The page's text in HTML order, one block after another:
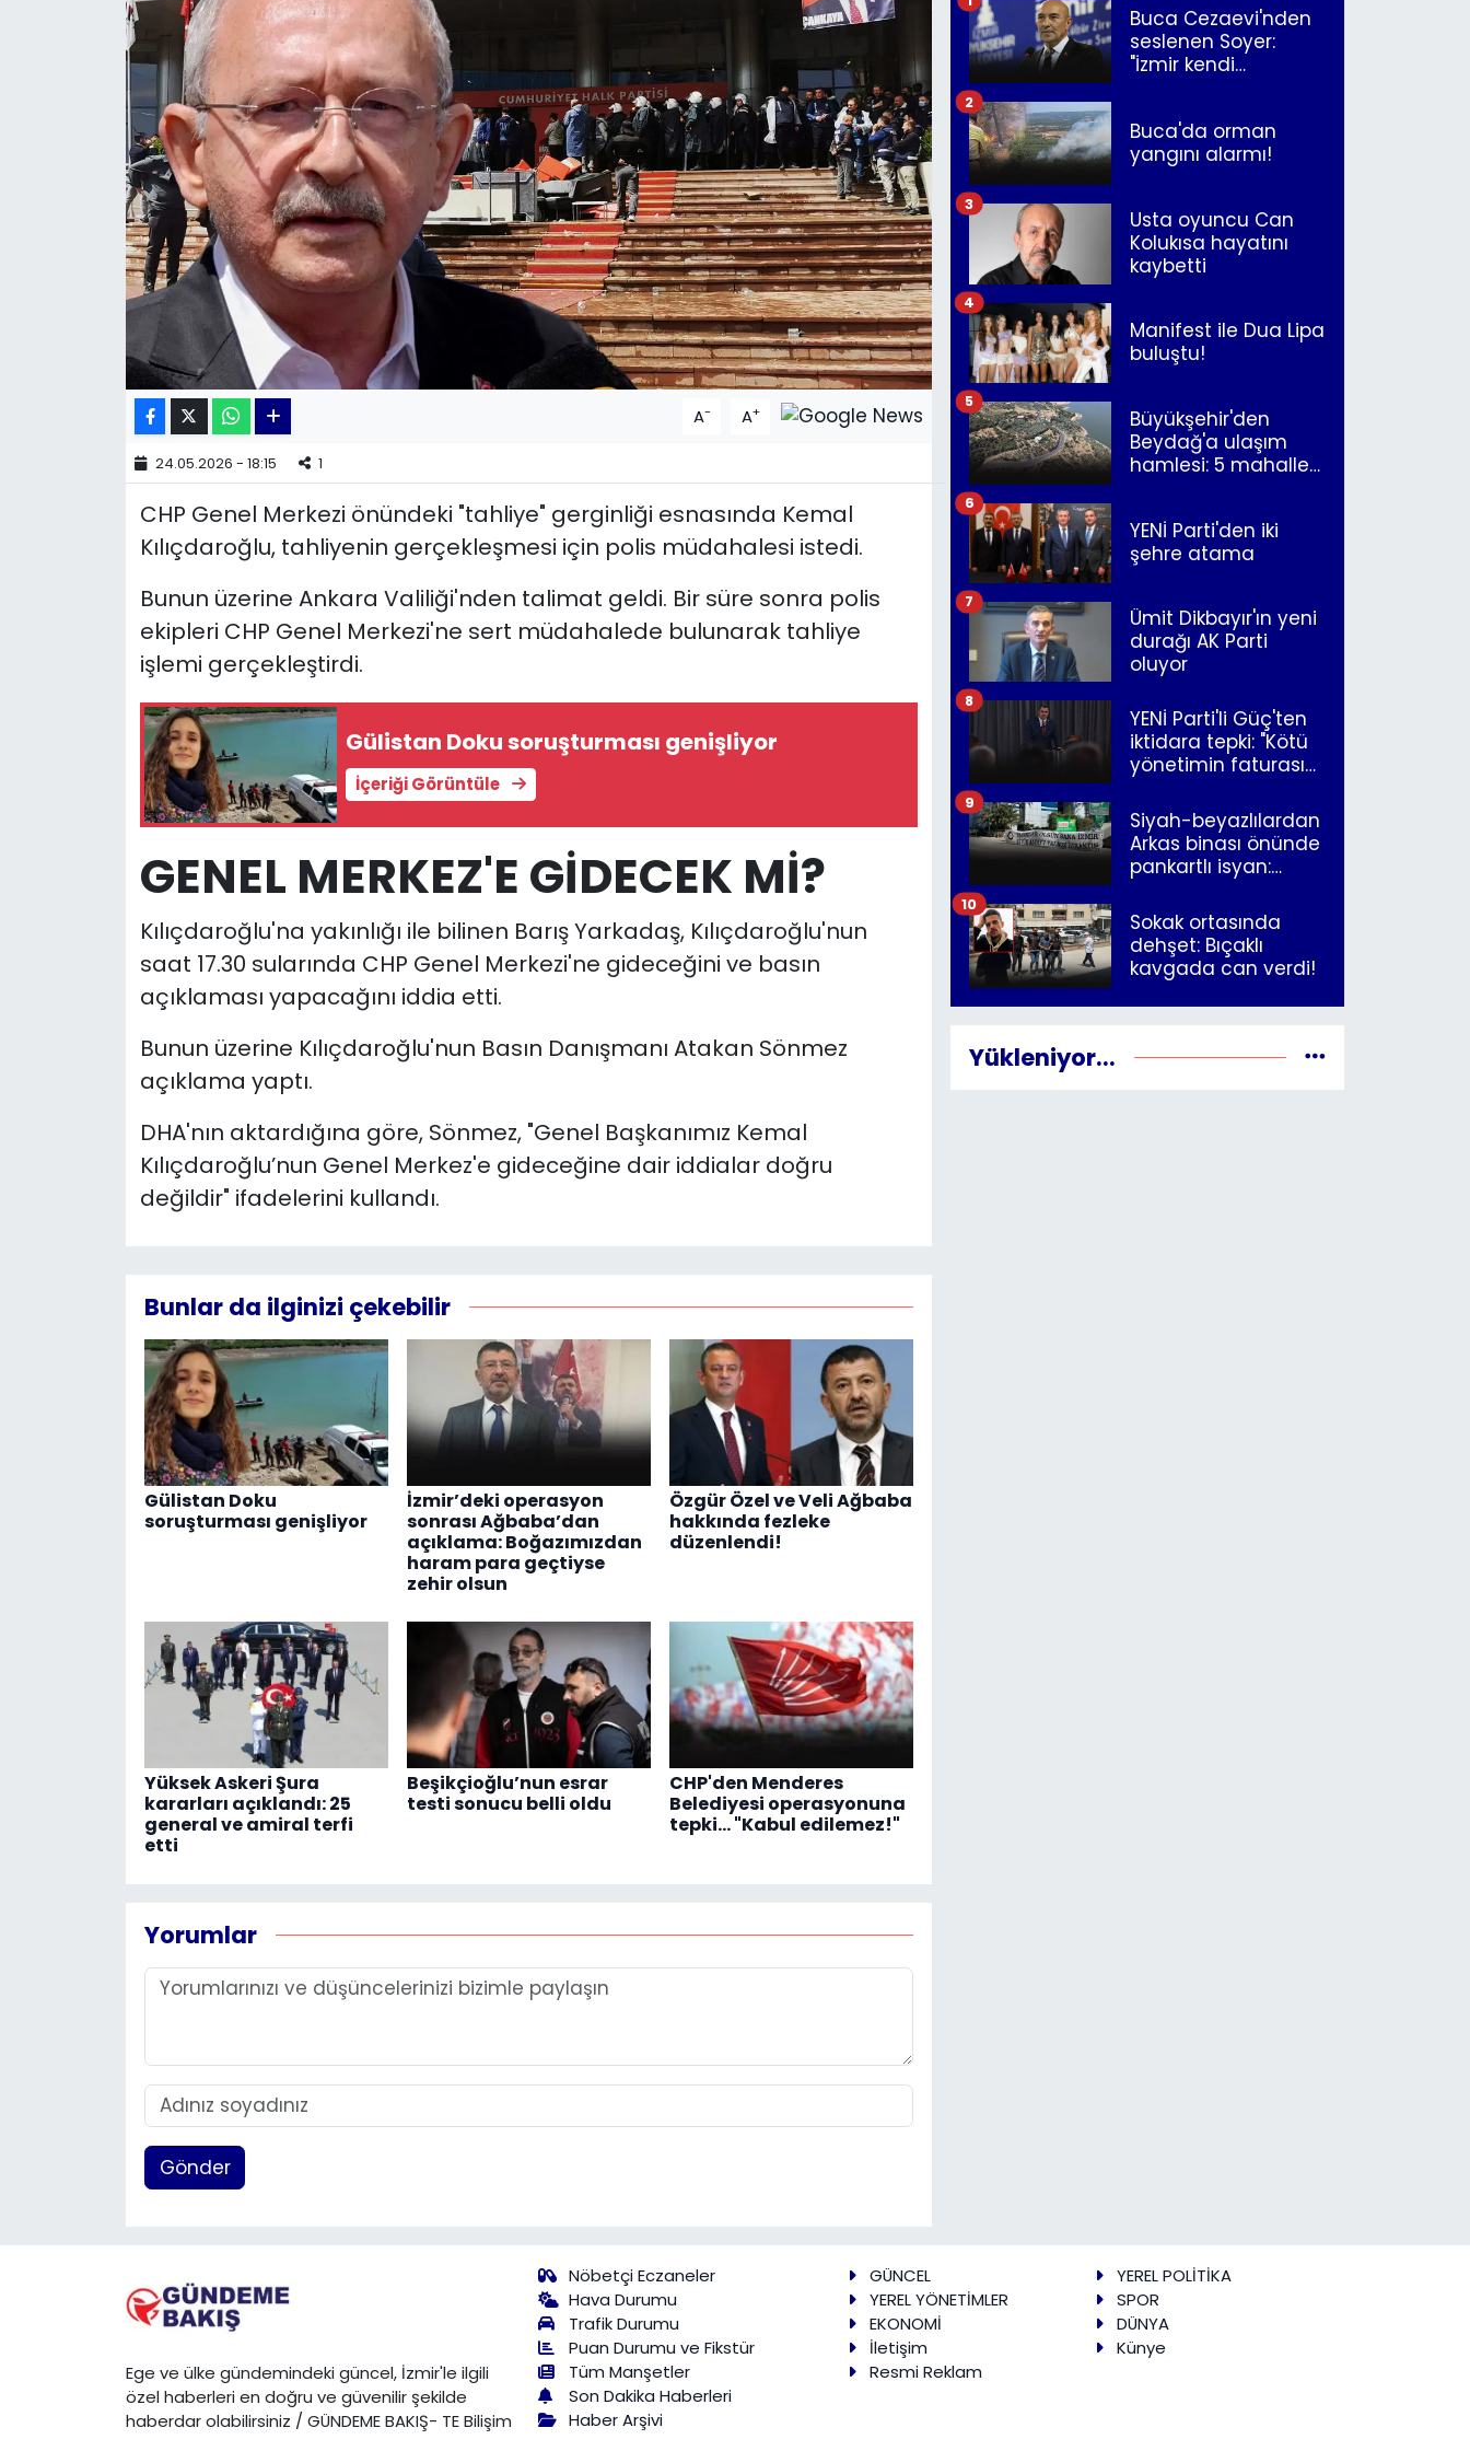
A- A+
24.05.2026 - 18:15 1
CHP Genel Merkezi önündeki "tahliye" gerginliği esnasında Kemal
Kılıçdaroğlu, tahliyenin gerçekleşmesi için polis müdahalesi istedi.
Bunun üzerine Ankara Valiliği'nden talimat geldi. Bir süre sonra polis
ekipleri CHP Genel Merkezi'ne sert müdahalede bulunarak tahliye
işlemi gerçekleştirdi.
Gülistan Doku soruşturması genişliyor
İçeriği Görüntüle
GENEL MERKEZ'E GİDECEK Mİ?
Kılıçdaroğlu'na yakınlığı ile bilinen Barış Yarkadaş, Kılıçdaroğlu'nun
saat 17.30 sularında CHP Genel Merkezi'ne gideceğini ve basın
açıklaması yapacağını iddia etti.
Bunun üzerine Kılıçdaroğlu'nun Basın Danışmanı Atakan Sönmez
açıklama yaptı.
DHA'nın aktardığına göre, Sönmez, "Genel Başkanımız Kemal
Kılıçdaroğlu’nun Genel Merkez'e gideceğine dair iddialar doğru
değildir" ifadelerini kullandı.
Bunlar da ilginizi çekebilir
Gülistan Doku
soruşturması genişliyor
İzmir’deki operasyon
sonrası Ağbaba’dan
açıklama: Boğazımızdan
haram para geçtiyse
zehir olsun
Özgür Özel ve Veli Ağbaba
hakkında fezleke
düzenlendi!
Yüksek Askeri Şura
kararları açıklandı: 25
general ve amiral terfi
etti
Beşikçioğlu’nun esrar
testi sonucu belli oldu
CHP'den Menderes
Belediyesi operasyonuna
tepki... "Kabul edilemez!"
Yorumlar
Gönder
Buca Cezaevi'nden
seslenen Soyer:
"İzmir kendi
Buca'da orman
yangını alarmı!
2
Usta oyuncu Can
Kolukısa hayatını
kaybetti
3
Manifest ile Dua Lipa
buluştu!
4
Büyükşehir'den
Beydağ'a ulaşım
hamlesi: 5 mahalle
5
YENİ Parti'den iki
şehre atama
6
Ümit Dikbayır'ın yeni
durağı AK Parti
oluyor
7
YENİ Parti'li Güç'ten
iktidara tepki: "Kötü
yönetimin faturasını
8
Siyah-beyazlılardan
Arkas binası önünde
pankartlı isyan:
İzmir"
9
Sokak ortasında
dehşet: Bıçaklı
kavgada can verdi!
10
Yükleniyor...
Ege ve ülke gündemindeki güncel, İzmir'le ilgili
özel haberleri en doğru ve güvenilir şekilde
haberdar olabilirsiniz / GÜNDEME BAKIŞ- TE Bilişim
Nöbetçi Eczaneler
Hava Durumu
Trafik Durumu
Puan Durumu ve Fikstür
Tüm Manşetler
Son Dakika Haberleri
Haber Arşivi
GÜNCEL
YEREL POLİTİKA
YEREL YÖNETİMLER
SPOR
EKONOMİ
DÜNYA
İletişim
Künye
Resmi Reklam
KÜLTÜR SANAT
MAGAZİN
POLİTİKA
SAĞLIK
Siyaset
TEKNOLOJİ
YEREL POLİTİKA
YEREL YÖNETİMLER